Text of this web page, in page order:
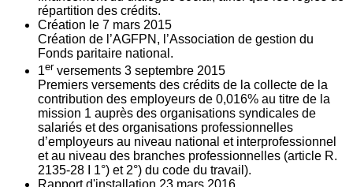
répartition des crédits.
Création le 7 mars 2015
Création de l’AGFPN, l’Association de gestion du
Fonds paritaire national.
1er versements 3 septembre 2015
Premiers versements des crédits de la collecte de la
contribution des employeurs de 0,016% au titre de la
mission 1 auprès des organisations syndicales de
salariés et des organisations professionnelles
d’employeurs au niveau national et interprofessionnel
et au niveau des branches professionnelles (article R.
2135‐28 I 1°) et 2°) du code du travail).